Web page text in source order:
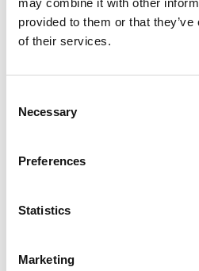
provided to them or that
of their services.
Selection
Necessary
Preferences
Statistics
Marketing
La Škoda avvia la